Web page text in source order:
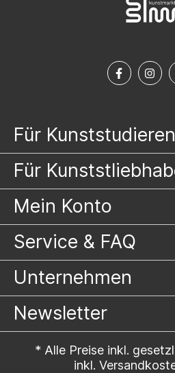
Für
Für
Mein Konto
Service & FAQ
Unternehmen
Newsletter
* Alle Preise inkl.
inkl.